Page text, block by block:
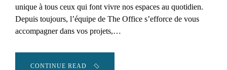
unique à tous ceux qui font vivre nos espaces au quotidien.
Depuis toujours, l’équipe de The Office s’efforce de vous
accompagner dans vos projets,…
CONTINUE READ